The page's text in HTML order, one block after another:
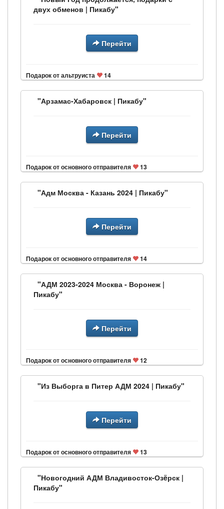
двух обменов | Пикабу"
Перейти
Подарок от альтруиста 14
"Арзамас-Хабаровск | Пикабу"
Перейти
Подарок от основного отправителя 13
"Адм Москва - Казань 2024 | Пикабу"
Перейти
Подарок от основного отправителя 14
"АДМ 2023-2024 Москва - Воронеж |
Пикабу"
Перейти
Подарок от основного отправителя 12
"Из Выборга в Питер АДМ 2024 | Пикабу"
Перейти
Подарок от основного отправителя 13
"Новогодний АДМ Владивосток-Озëрск |
Пикабу"